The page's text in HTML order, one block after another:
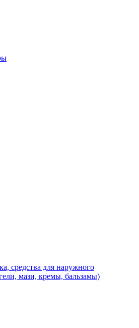
средства для наружного
мази, кремы, бальзамы)